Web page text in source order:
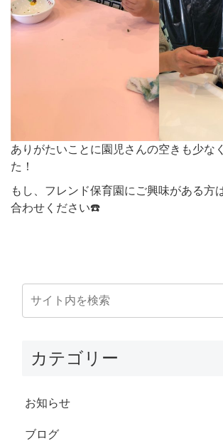
ありがたいことに園児さんの空きも少な
た！
もし、フレンド保育園にご興味がある方
合わせください☎️
カテゴリー
お知らせ
ブログ